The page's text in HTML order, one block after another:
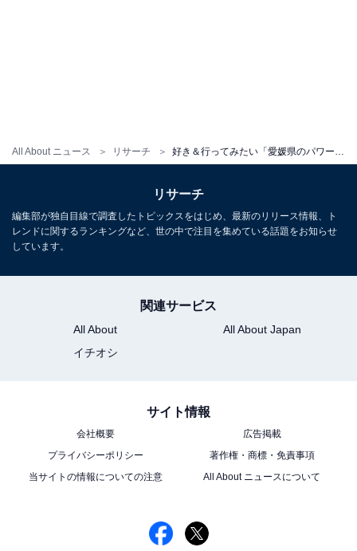
All About ニュース リサーチ
リサーチ
編集部が独自目線で調査したトピックスをはじめ、最新のリリース情報、ト
レンドに関するランキングなど、世の中で注目を集めている話題をお知らせ
しています。
関連サービス
All About
All About Japan
イチオシ
サイト情報
会社概要
広告掲載
プライバシーポリシー
著作権・商標・免責事項
当サイトの情報についての注意
All About ニュースについて